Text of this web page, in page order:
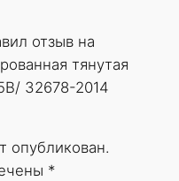
отзыв на
тянутая
32678-2014
опубликован.
*